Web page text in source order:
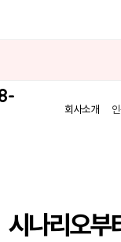
회사소개
시나리오부